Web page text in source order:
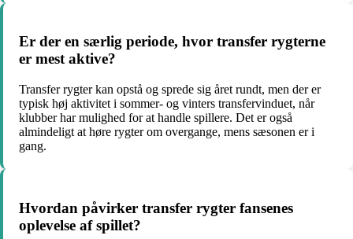
Er der en særlig periode, hvor transfer rygterne
er mest aktive?
Transfer rygter kan opstå og sprede sig året rundt, men der er
typisk høj aktivitet i sommer- og vinters transfervinduet, når
klubber har mulighed for at handle spillere. Det er også
almindeligt at høre rygter om overgange, mens sæsonen er i
gang.
Hvordan påvirker transfer rygter fansenes
oplevelse af spillet?